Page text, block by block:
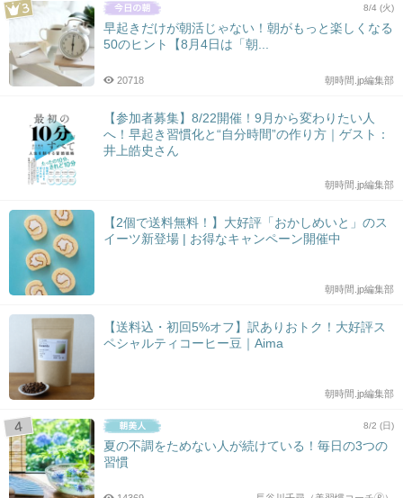
8/4 (火)
早起きだけが朝活じゃない！朝がもっと楽しくなる
50のヒント【8月4日は「朝...
朝時間.jp編集部
20718
【参加者募集】8/22開催！9月から変わりたい人
へ！早起き習慣化と“自分時間”の作り方｜ゲスト：
井上皓史さん
朝時間.jp編集部
【2個で送料無料！】大好評「おかしめいと」のス
イーツ新登場 | お得なキャンペーン開催中
朝時間.jp編集部
【送料込・初回5%オフ】訳ありおトク！大好評ス
ペシャルティコーヒー豆｜Aima
朝時間.jp編集部
8/2 (日)
夏の不調をためない人が続けている！毎日の3つの
習慣